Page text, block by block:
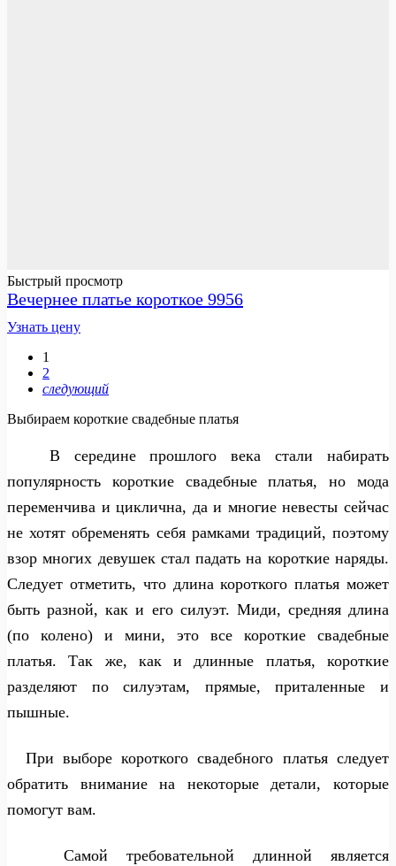
Быстрый просмотр
Вечернее платье короткое 9956
Узнать цену
1
2
следующий
Выбираем короткие свадебные платья
В середине прошлого века стали набирать
популярность короткие свадебные платья, но мода
переменчива и циклична, да и многие невесты сейчас
не хотят обременять себя рамками традиций, поэтому
взор многих девушек стал падать на короткие наряды.
Следует отметить, что длина короткого платья может
быть разной, как и его силуэт. Миди, средняя длина
(по колено) и мини, это все короткие свадебные
платья. Так же, как и длинные платья, короткие
разделяют по силуэтам, прямые, приталенные и
пышные.
При выборе короткого свадебного платья следует
обратить внимание на некоторые детали, которые
помогут вам.
Самой требовательной длинной является